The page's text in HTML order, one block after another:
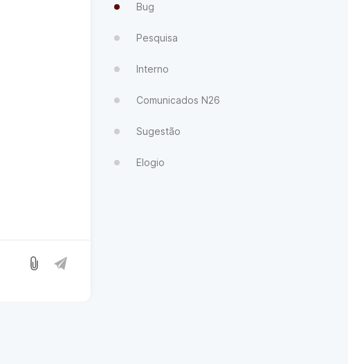
Bug
Pesquisa
Interno
Comunicados N26
Sugestão
Elogio